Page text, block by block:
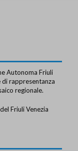
Autonoma Friuli
rappresentanza
regionale.
Friuli Venezia